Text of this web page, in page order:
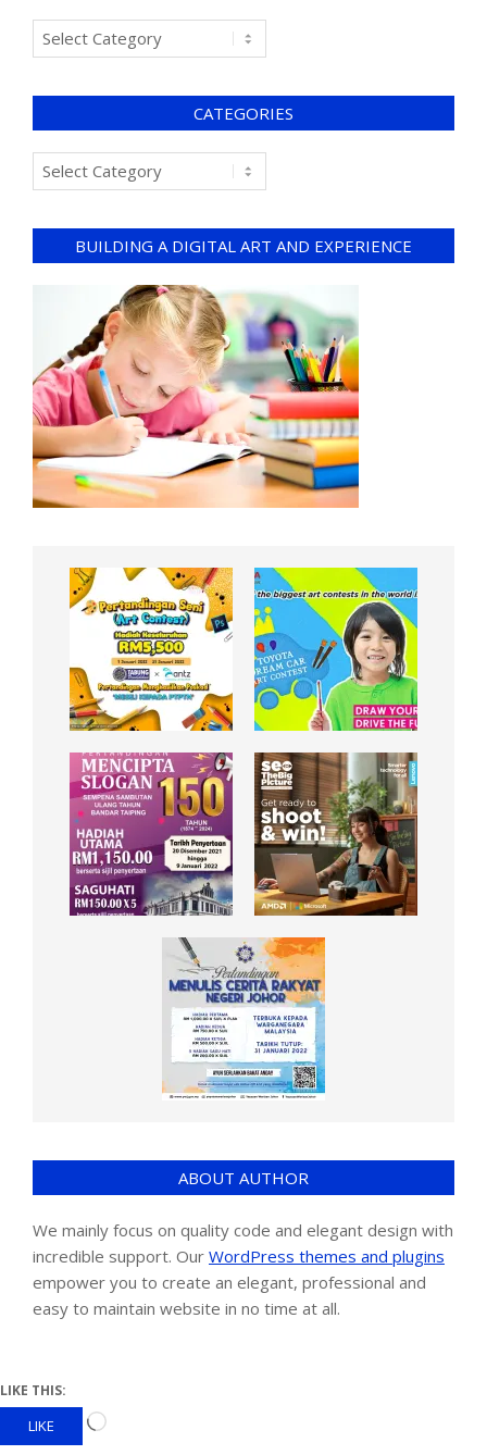
CATEGORIES
BUILDING A DIGITAL ART AND EXPERIENCE
ABOUT AUTHOR
We mainly focus on quality code and elegant design with
incredible support. Our WordPress themes and plugins
empower you to create an elegant, professional and
easy to maintain website in no time at all.
LIKE THIS:
LIKE